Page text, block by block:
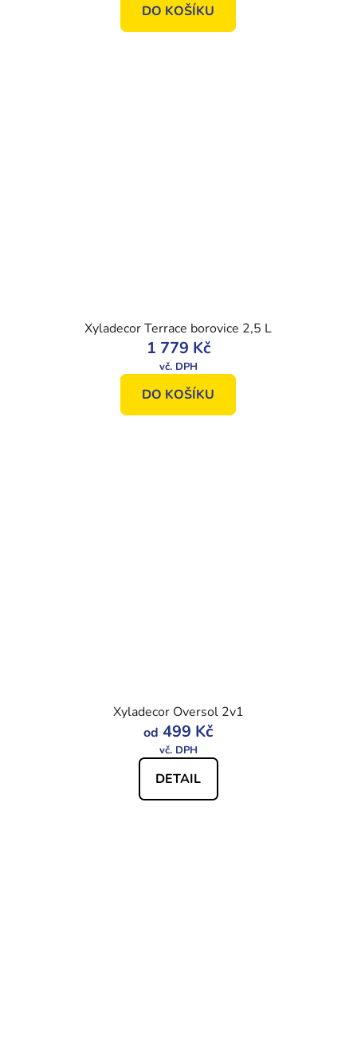
DO KOŠÍKU
Xyladecor Terrace borovice 2,5 L
1 779 Kč
DO KOŠÍKU
Xyladecor Oversol 2v1
od 499 Kč
DETAIL